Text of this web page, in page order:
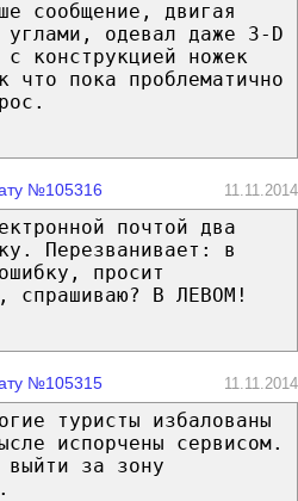
сообщение, двигая
углами, одевал даже 3-D
конструкцией ножек
пока проблематично
№105316 11.11.2014
почтой два
Перезванивает: в
просит
спрашиваю? В ЛЕВОМ!
№105315 11.11.2014
туристы избалованы
испорчены сервисом.
выйти за зону